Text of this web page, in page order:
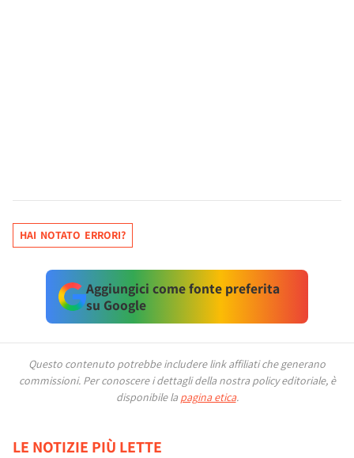
HAI NOTATO ERRORI?
Aggiungici come fonte preferita
su Google
Questo contenuto potrebbe includere link affiliati che generano
commissioni. Per conoscere i dettagli della nostra policy editoriale, è
disponibile la pagina etica.
LE NOTIZIE PIÙ LETTE